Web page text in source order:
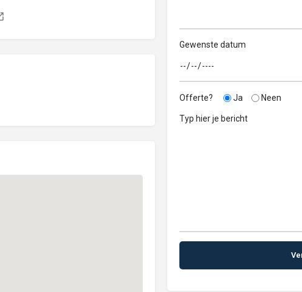
Gewenste datum
Offerte? Ja Neen